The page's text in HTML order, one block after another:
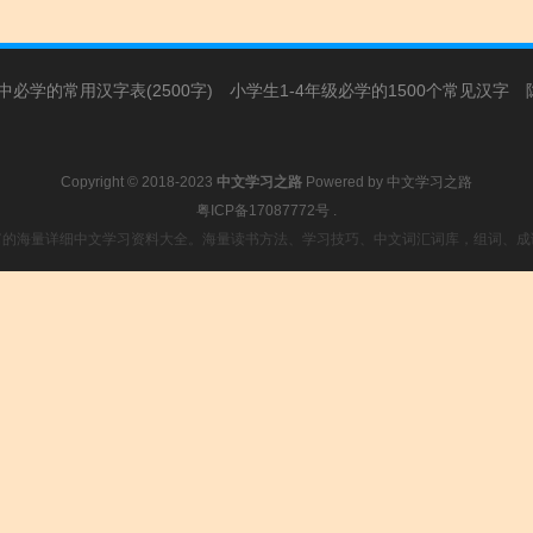
必学的常用汉字表(2500字) 小学生1-4年级必学的1500个常见汉字
Copyright © 2018-2023 中文学习之路 Powered by 中文学习之路
粤ICP备17087772号 .
的海量详细中文学习资料大全。海量读书方法、学习技巧、中文词汇词库，组词、成